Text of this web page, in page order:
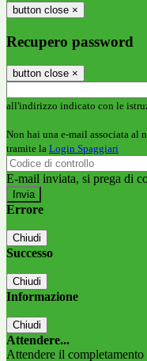
button close ×
Recupero password
button close ×
all'indirizzo indicato con le
Non hai una e-mail associata al
tramite la Login Spaggiari
E-mail inviata, si prega di
Errore
Chiudi
Successo
Chiudi
Informazione
Chiudi
Attendere...
Attendere il